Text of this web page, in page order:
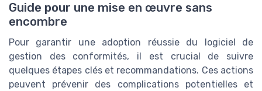
Guide pour une mise en œuvre sans
encombre
Pour garantir une adoption réussie du logiciel de
gestion des conformités, il est crucial de suivre
quelques étapes clés et recommandations. Ces actions
peuvent prévenir des complications potentielles et